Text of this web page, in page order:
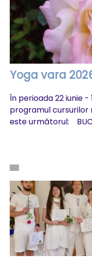
Yoga vara
În perioada 22 iunie
programul cursurilor
este următorul: